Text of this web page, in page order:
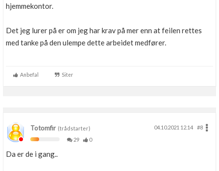
hjemmekontor.
Det jeg lurer på er om jeg har krav på mer enn at feilen rettes
med tanke på den ulempe dette arbeidet medfører.
Anbefal Siter
Totomfir(trådstarter) 04.10.2021 12.14
#8
29
0
Da er de i gang..